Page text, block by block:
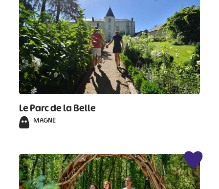
Le Parc de la Belle
MAGNE